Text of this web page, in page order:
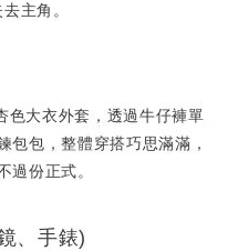
主角。
色大衣外套，透過牛仔褲單
包包，整體穿搭巧思滿滿，
過份正式。
、手錶)